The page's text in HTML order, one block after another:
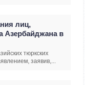
лиц,
Азербайджана в
тюркских
заявив,...